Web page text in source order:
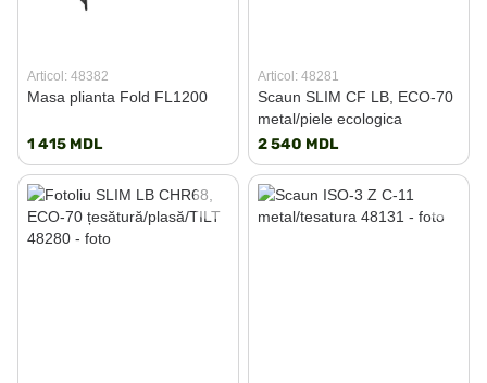
Articol: 48382
Masa plianta Fold FL1200
1 415 MDL
Articol: 48281
Scaun SLIM CF LB, ECO-70
metal/piele ecologica
2 540 MDL